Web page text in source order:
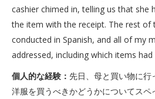
cashier chimed in, telling us that she
the item with the receipt. The rest of
conducted in Spanish, and all of my
addressed, including which items had
個人的な経験： 先日、母と買い物に
洋服を買うべきかどうかについてスペ